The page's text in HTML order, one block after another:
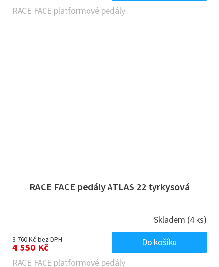
RACE FACE platformové pedály
RACE FACE pedály ATLAS 22 tyrkysová
Skladem (4 ks)
3 760 Kč bez DPH
4 550 Kč
Do košíku
RACE FACE platformové pedály